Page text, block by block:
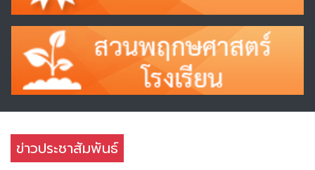
ข่าวประชาสัมพันธ์